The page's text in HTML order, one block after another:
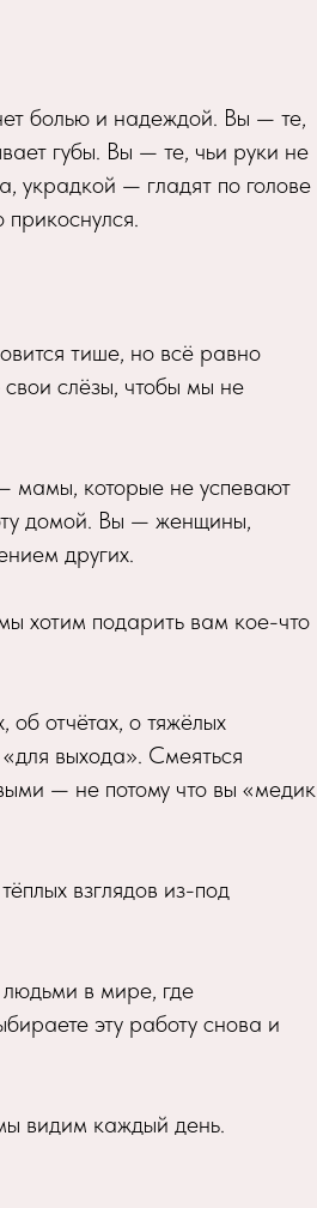
болью и надеждой. Вы — те,
губы. Вы — те, чьи руки не
украдкой — гладят по голове
прикоснулся.
тише, но всё равно
слёзы, чтобы мы не
которые не успевают
домой. Вы — женщины,
других.
хотим подарить вам кое-что
об отчётах, о тяжёлых
выхода». Смеяться
— не потому что вы «медик
взглядов из-под
людьми в мире, где
эту работу снова и
видим каждый день.